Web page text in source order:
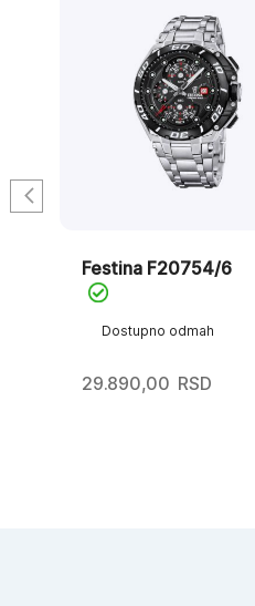
Dostupno odmah
Festina F20754/6
29.890,00 RSD